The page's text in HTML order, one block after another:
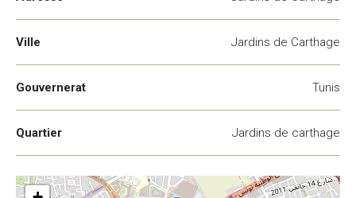
Ville Jardins de Carthage
Gouvernerat Tunis
Quartier Jardins de carthage